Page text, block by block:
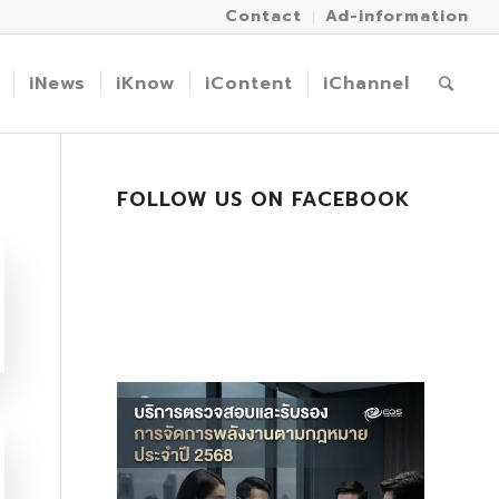
Contact Ad-information
iNews iKnow iContent iChannel
FOLLOW US ON FACEBOOK